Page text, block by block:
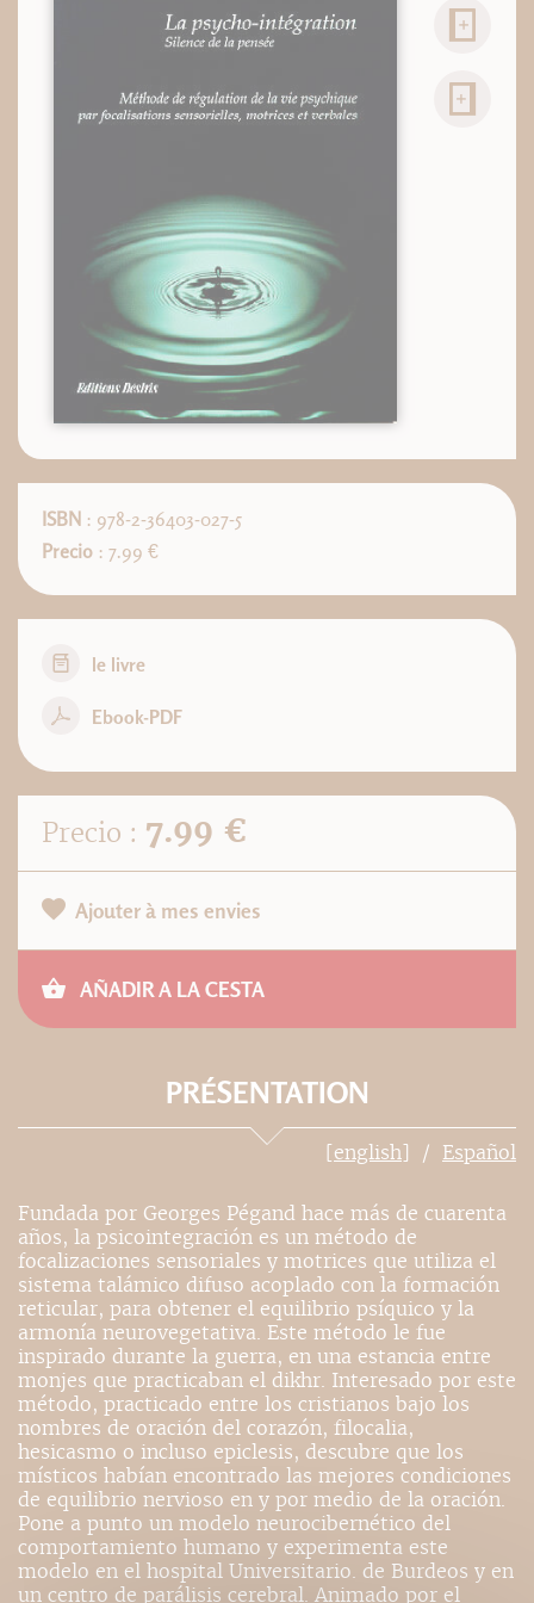
ISBN : 978-2-36403-027-5
Precio : 7.99 €
le livre
Ebook-PDF
Precio : 7.99 €
Ajouter à mes envies
AÑADIR A LA CESTA
PRÉSENTATION
[english] Español
Fundada por Georges Pégand hace más de cuarenta
años, la psicointegración es un método de
focalizaciones sensoriales y motrices que utiliza el
sistema talámico difuso acoplado con la formación
reticular, para obtener el equilibrio psíquico y la
armonía neurovegetativa. Este método le fue
inspirado durante la guerra, en una estancia entre
monjes que practicaban el dikhr. Interesado por este
método, practicado entre los cristianos bajo los
nombres de oración del corazón, filocalia,
hesicasmo o incluso epiclesis, descubre que los
místicos habían encontrado las mejores condiciones
de equilibrio nervioso en y por medio de la oración.
Pone a punto un modelo neurocibernético del
comportamiento humano y experimenta este
modelo en el hospital Universitario. de Burdeos y en
un centro de parálisis cerebral. Animado por el